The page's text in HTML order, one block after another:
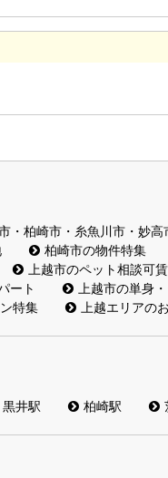
市・柏崎市・糸魚川市・妙
柏崎市の物件特集
上越市のペット相談可
ート
上越市の単身
特集 上越エリアの
黒井駅 柏崎駅